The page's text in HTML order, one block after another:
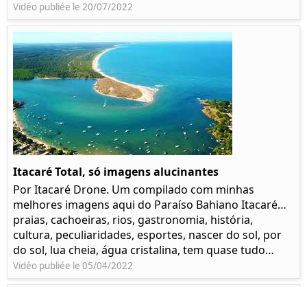
Vidéo publiée le 20/07/2022
Itacaré Total, só imagens alucinantes
Por Itacaré Drone. Um compilado com minhas
melhores imagens aqui do Paraíso Bahiano Itacaré…
praias, cachoeiras, rios, gastronomia, história,
cultura, peculiaridades, esportes, nascer do sol, por
do sol, lua cheia, água cristalina, tem quase tudo…
Vidéo publiée le 05/04/2022